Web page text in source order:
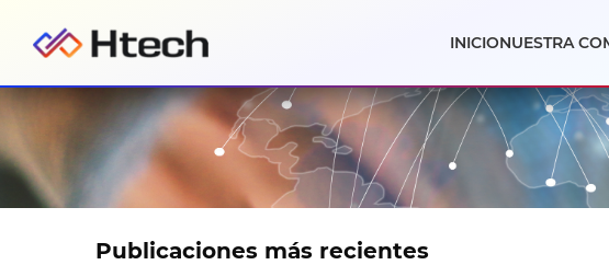
INICIONUESTRA
Publicaciones más recientes